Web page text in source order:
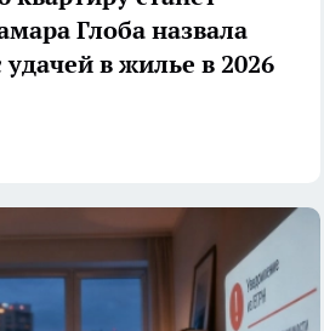
Глоба назвала
в жилье в 2026